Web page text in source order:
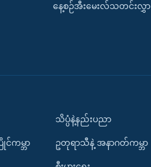
နေ့စဉ်အီးမေးလ်သတင်းလွှာ
ကမ္ဘာ
သိပ္ပံနဲ့နည်းပညာ
ဥတုရာသီနဲ့ အနာဂတ်ကမ္ဘာ